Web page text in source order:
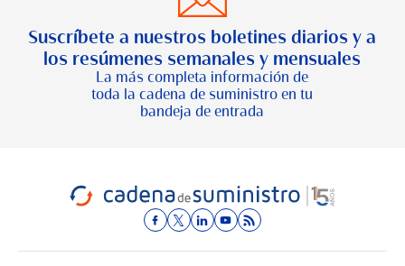
Suscríbete a nuestros boletines diarios y a
los resúmenes semanales y mensuales
La más completa información de
toda la cadena de suministro en tu
bandeja de entrada